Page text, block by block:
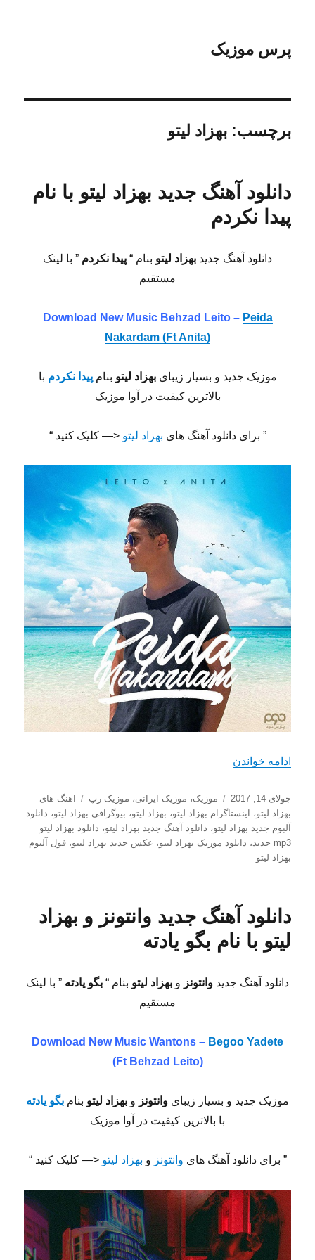
پرس موزیک
برچسب:بهزاد لیتو
دانلود آهنگ جدید بهزاد لیتو با نام
پیدا نکردم
دانلود آهنگ جدید بهزاد لیتو بنام “ پیدا نکردم ” با لینک
مستقیم
Download New Music Behzad Leito – Peida
Nakardam (Ft Anita)
موزیک جدید و بسیار زیبایبهزاد لیتو بنامپیدا نکردم با
بالاترین کیفیت در آوا موزیک
” برای دانلود آهنگ های بهزاد لیتو <— کلیک کنید “
ادامه خواندن
ارسال
شده
در
جولای 14, 2017 دسته‌ها
موزیک، موزیک ایرانی، موزیک رپ برچسب‌ها
اهنگ های
بهزاد لیتو، اینستاگرام بهزاد لیتو، بهزاد لیتو، بیوگرافی بهزاد لیتو، دانلود
آلبوم جدید بهزاد لیتو، دانلود آهنگ جدید بهزاد لیتو، دانلود بهزاد لیتو
mp3 جدید
، دانلود موزیک بهزاد لیتو، عکس جدید بهزاد لیتو،فول آلبوم
بهزاد لیتو
دانلود آهنگ جدید وانتونز و بهزاد
لیتو با نام بگو یادته
دانلود آهنگ جدید وانتونز و بهزاد لیتو بنام “ بگو یادته ” با لینک
مستقیم
Download New Music Wantons – Begoo Yadete
(Ft Behzad Leito)
موزیک جدید و بسیار زیبای وانتونز و بهزاد لیتو بنام بگو یادته
با بالاترین کیفیت در آوا موزیک
” برای دانلود آهنگ های وانتونز و بهزاد لیتو <— کلیک کنید “